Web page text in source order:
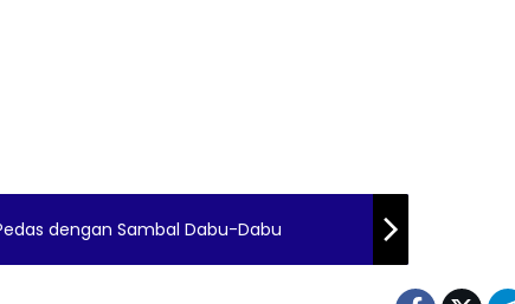
dengan Sambal Dabu-Dabu